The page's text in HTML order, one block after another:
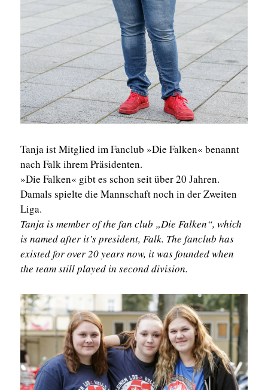
Tanja ist Mitglied im Fanclub »Die Falken« benannt
nach Falk ihrem Präsidenten.
»Die Falken« gibt es schon seit über 20 Jahren.
Damals spielte die Mannschaft noch in der Zweiten
Liga.
Tanja is member of the fan club „Die Falken“, which
is named after it’s president, Falk. The fanclub has
existed for over 20 years now, it was founded when
the team still played in second division.